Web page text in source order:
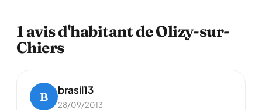
1 avis d'habitant de Olizy-sur-
Chiers
B brasil13
28/09/2013